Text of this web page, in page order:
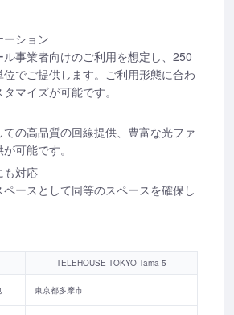
ション
事業者向けのご利用を想定し、250
でご提供します。ご利用形態に合わ
マイズが可能です。
の高品質の回線提供、豊富な光ファ
可能です。
も対応
ースとして同等のスペースを確保し
TELEHOUSE TOKYO Tama 5
東京都多摩市